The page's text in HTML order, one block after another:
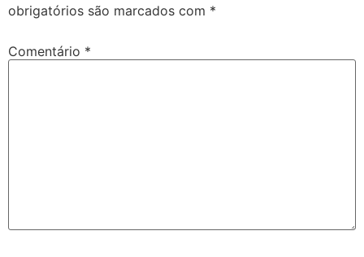
obrigatórios são marcados com *
Comentário *